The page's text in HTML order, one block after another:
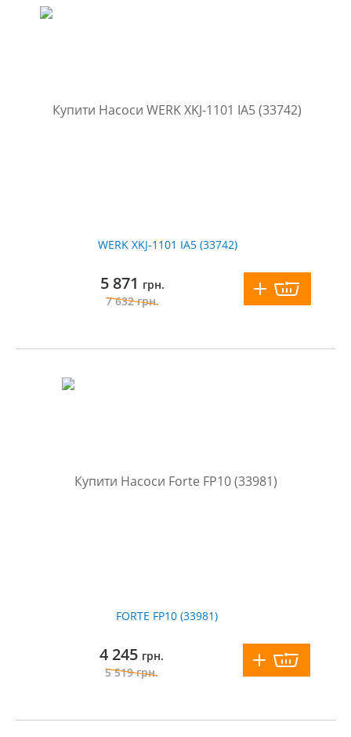
WERK XKJ-1101 IA5 (33742)
5 871 грн.
7 632грн.
FORTE FP10 (33981)
4 245 грн.
5 519грн.